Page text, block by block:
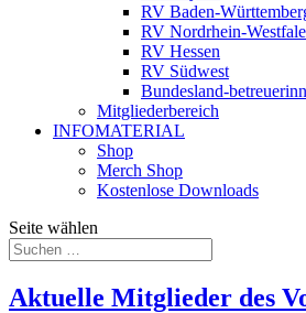
RV Baden-
RV Nordrhein-
RV Hessen
RV Südwest
Bundesland-
Mitgliederbereich
INFOMATERIAL
Shop
Merch Shop
Kostenlose Downloads
Seite wählen
Aktuelle Mitglieder des